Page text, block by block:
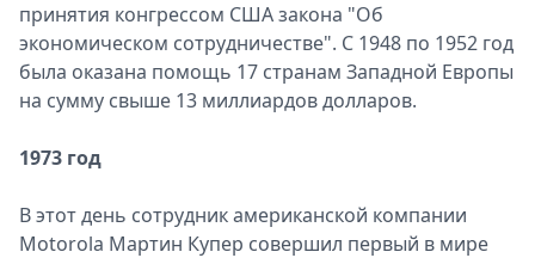
принятия конгрессом США закона "Об
экономическом сотрудничестве". С 1948 по 1952 год
была оказана помощь 17 странам Западной Европы
на сумму свыше 13 миллиардов долларов.
1973 год
В этот день сотрудник американской компании
Motorola Мартин Купер совершил первый в мире